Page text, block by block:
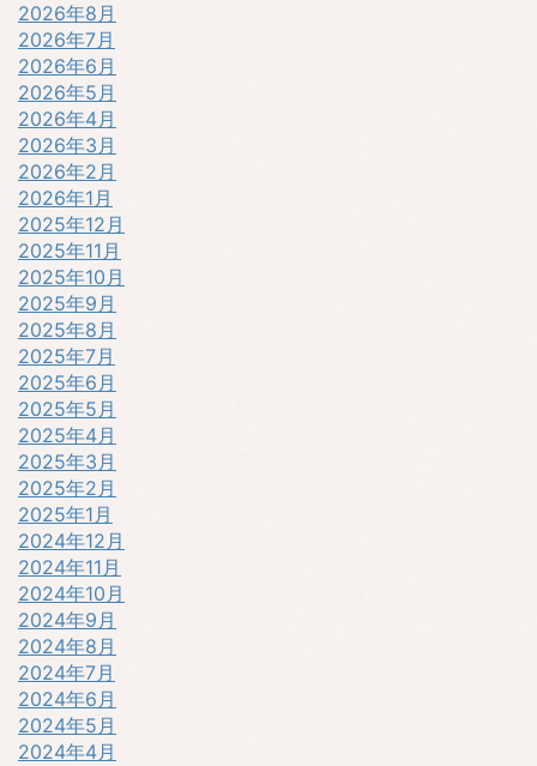
2026年8月
2026年7月
2026年6月
2026年5月
2026年4月
2026年3月
2026年2月
2026年1月
2025年12月
2025年11月
2025年10月
2025年9月
2025年8月
2025年7月
2025年6月
2025年5月
2025年4月
2025年3月
2025年2月
2025年1月
2024年12月
2024年11月
2024年10月
2024年9月
2024年8月
2024年7月
2024年6月
2024年5月
2024年4月